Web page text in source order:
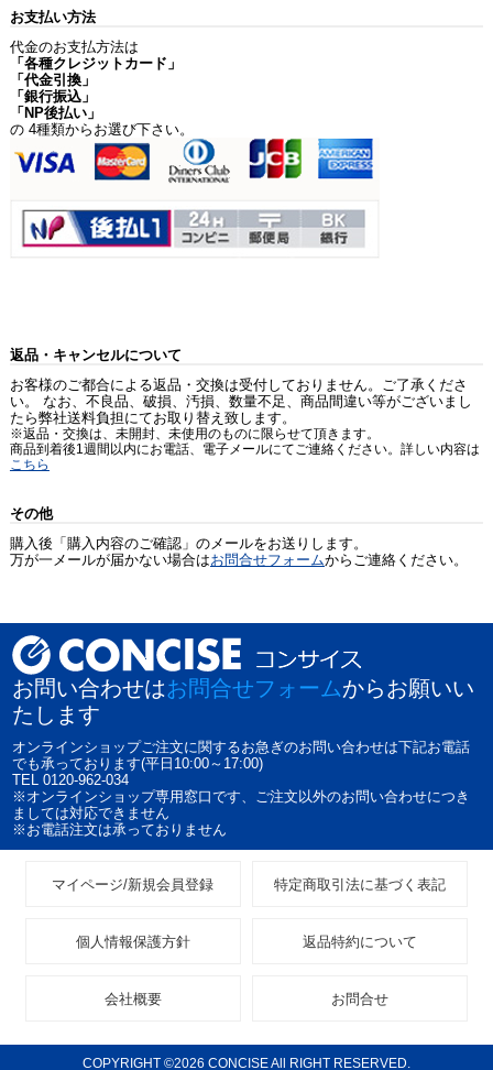
お支払い方法
代金のお支払方法は
「各種クレジットカード」
「代金引換」
「銀行振込」
「NP後払い」
の 4種類からお選び下さい。
返品・キャンセルについて
お客様のご都合による返品・交換は受付しておりません。ご了承くださ
い。 なお、不良品、破損、汚損、数量不足、商品間違い等がございまし
たら弊社送料負担にてお取り替え致します。
※返品・交換は、未開封、未使用のものに限らせて頂きます。
商品到着後1週間以内にお電話、電子メールにてご連絡ください。詳しい内容は
こちら
その他
購入後「購入内容のご確認」のメールをお送りします。
万が一メールが届かない場合はお問合せフォームからご連絡ください。
お問い合わせはお問合せフォームからお願いい
たします
オンラインショップご注文に関するお急ぎのお問い合わせは下記お電話
でも承っております(平日10:00～17:00)
TEL 0120-962-034
※オンラインショップ専用窓口です、ご注文以外のお問い合わせにつき
ましては対応できません
※お電話注文は承っておりません
マイページ/新規会員登録 特定商取引法に基づく表記
個人情報保護方針 返品特約について
会社概要 お問合せ
COPYRIGHT ©2026 CONCISE All RIGHT RESERVED.